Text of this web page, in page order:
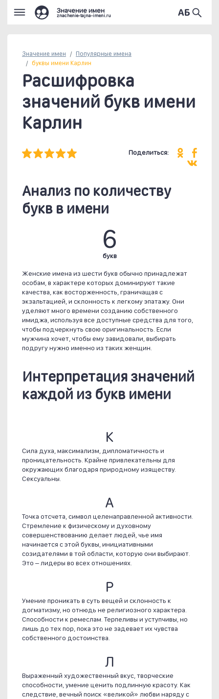
Значение имен
znachenie-tajna-imeni.ru
Значение имен Популярные имена
буквы имени Карлин
Расшифровка
значений букв имени
Карлин
Поделиться:
Анализ по количеству
букв в имени
6
букв
Женские имена из шести букв обычно принадлежат
особам, в характере которых доминируют такие
качества, как восторженность, граничащая с
экзальтацией, и склонность к легкому эпатажу. Они
уделяют много времени созданию собственного
имиджа, используя все доступные средства для того,
чтобы подчеркнуть свою оригинальность. Если
мужчина хочет, чтобы ему завидовали, выбирать
подругу нужно именно из таких женщин.
Интерпретация значений
каждой из букв имени
К
Сила духа, максимализм, дипломатичность и
проницательность. Крайне привлекательны для
окружающих благодаря природному изяществу.
Сексуальны.
А
Точка отсчета, символ целенаправленной активности.
Стремление к физическому и духовному
совершенствованию делает людей, чье имя
начинается с этой буквы, инициативными
созидателями в той области, которую они выбирают.
Это – лидеры во всех отношениях.
Р
Умение проникать в суть вещей и склонность к
догматизму, но отнюдь не религиозного характера.
Способности к ремеслам. Терпеливы и уступчивы, но
лишь до тех пор, пока это не задевает их чувства
собственного достоинства.
Л
Выраженный художественный вкус, творческие
способности, умение ценить подлинную красоту. Как
следствие, вечный поиск «великой» любви наряду с